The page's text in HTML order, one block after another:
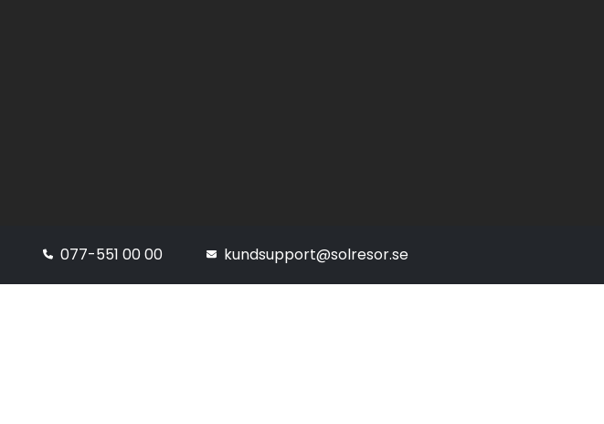
077-551 00 00 kundsupport@solresor.se